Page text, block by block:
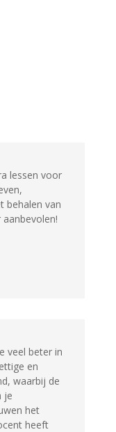
lessen voor
behalen van
veel beter in
en
waarbij de
je
het
heeft